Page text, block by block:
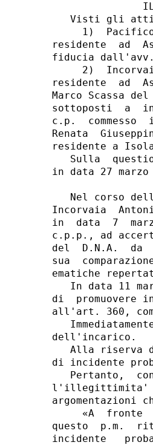
Visti gli
1)
residente  ad
fiducia
2)
residente  ad
Marco Scassa
sottoposti  a
c.p.
Renata
residente a
Sulla
in data 27 marzo
Nel corso
Incorvaia
in  data  7
c.p.p., ad
del  D.N.A.  da
sua
ematiche
In data 11
di
all'art. 360,
dell'incarico.
Alla riserva
di incidente
Pertanto,
l'illegittimita'
argomentazioni
«A  fronte
questo  p.m.
incidente